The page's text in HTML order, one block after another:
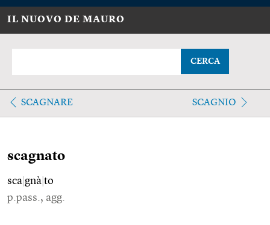
IL NUOVO DE MAURO
CERCA
SCAGNARE SCAGNIO
scagnato
sca gnà to
p.pass., agg.